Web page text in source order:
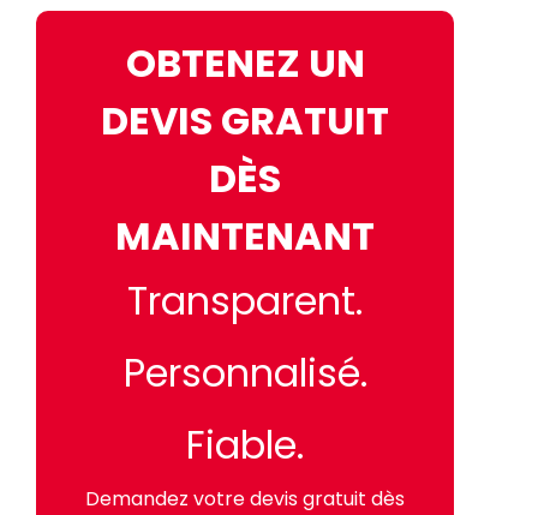
OBTENEZ UN
DEVIS GRATUIT
DÈS
MAINTENANT
Transparent.
Personnalisé.
Fiable.
Demandez votre devis gratuit dès